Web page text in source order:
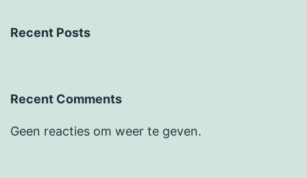
Recent Posts
Recent Comments
Geen reacties om weer te geven.